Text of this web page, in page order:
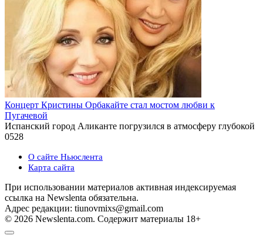
Концерт Кристины Орбакайте стал мостом любви к
Пугачевой
Испанский город Аликанте погрузился в атмосферу глубокой
0528
О сайте Ньюслента
Карта сайта
При использовании материалов активная индексируемая
ссылка на Newslenta обязательна.
Адрес редакции: tiunovmixs@gmail.com
© 2026 Newslenta.com. Содержит материалы 18+